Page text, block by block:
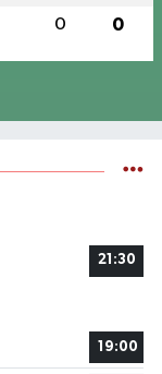
0 0
21:30
19:00